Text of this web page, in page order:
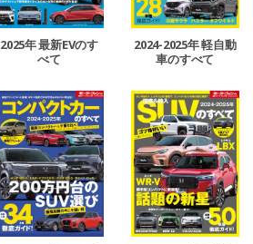
2025年 最新EVのす
べて
2024-2025年 軽自動
車のすべて